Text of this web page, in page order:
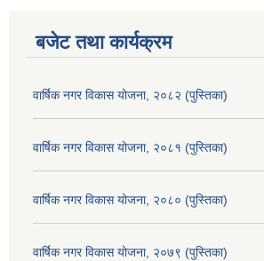
बजेट तथा कार्यक्रम
वार्षिक नगर विकास योजना, २०८२ (पुस्तिका)
वार्षिक नगर विकास योजना, २०८१ (पुस्तिका)
वार्षिक नगर विकास योजना, २०८० (पुस्तिका)
वार्षिक नगर विकास योजना, २०७९ (पुस्तिका)